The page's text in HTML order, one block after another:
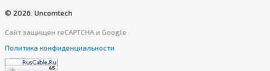
© 2026 . Uncomtech
Сайт защищен reCAPTCHA и Google
Политика конфиденциальности